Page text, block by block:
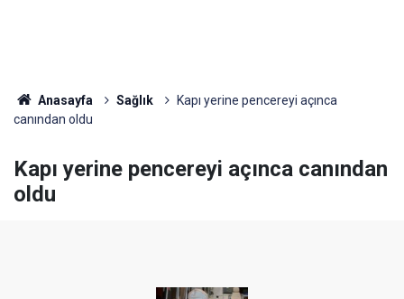
Anasayfa Sağlık
Kapı yerine pencereyi açınca
canından oldu
Kapı yerine pencereyi açınca canından
oldu